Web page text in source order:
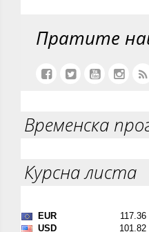
Пратите
Временска
Курсна листа